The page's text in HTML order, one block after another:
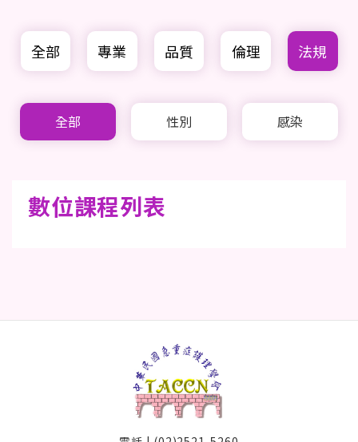
全部 專業 品質 倫理 法規
全部 性別 感染
數位課程列表